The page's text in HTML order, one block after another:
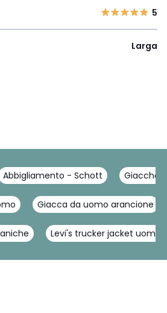
5
Larga
Abbigliamento - Schott Giacche,
Giacca da uomo arancione
Levi's trucker jacket uomo